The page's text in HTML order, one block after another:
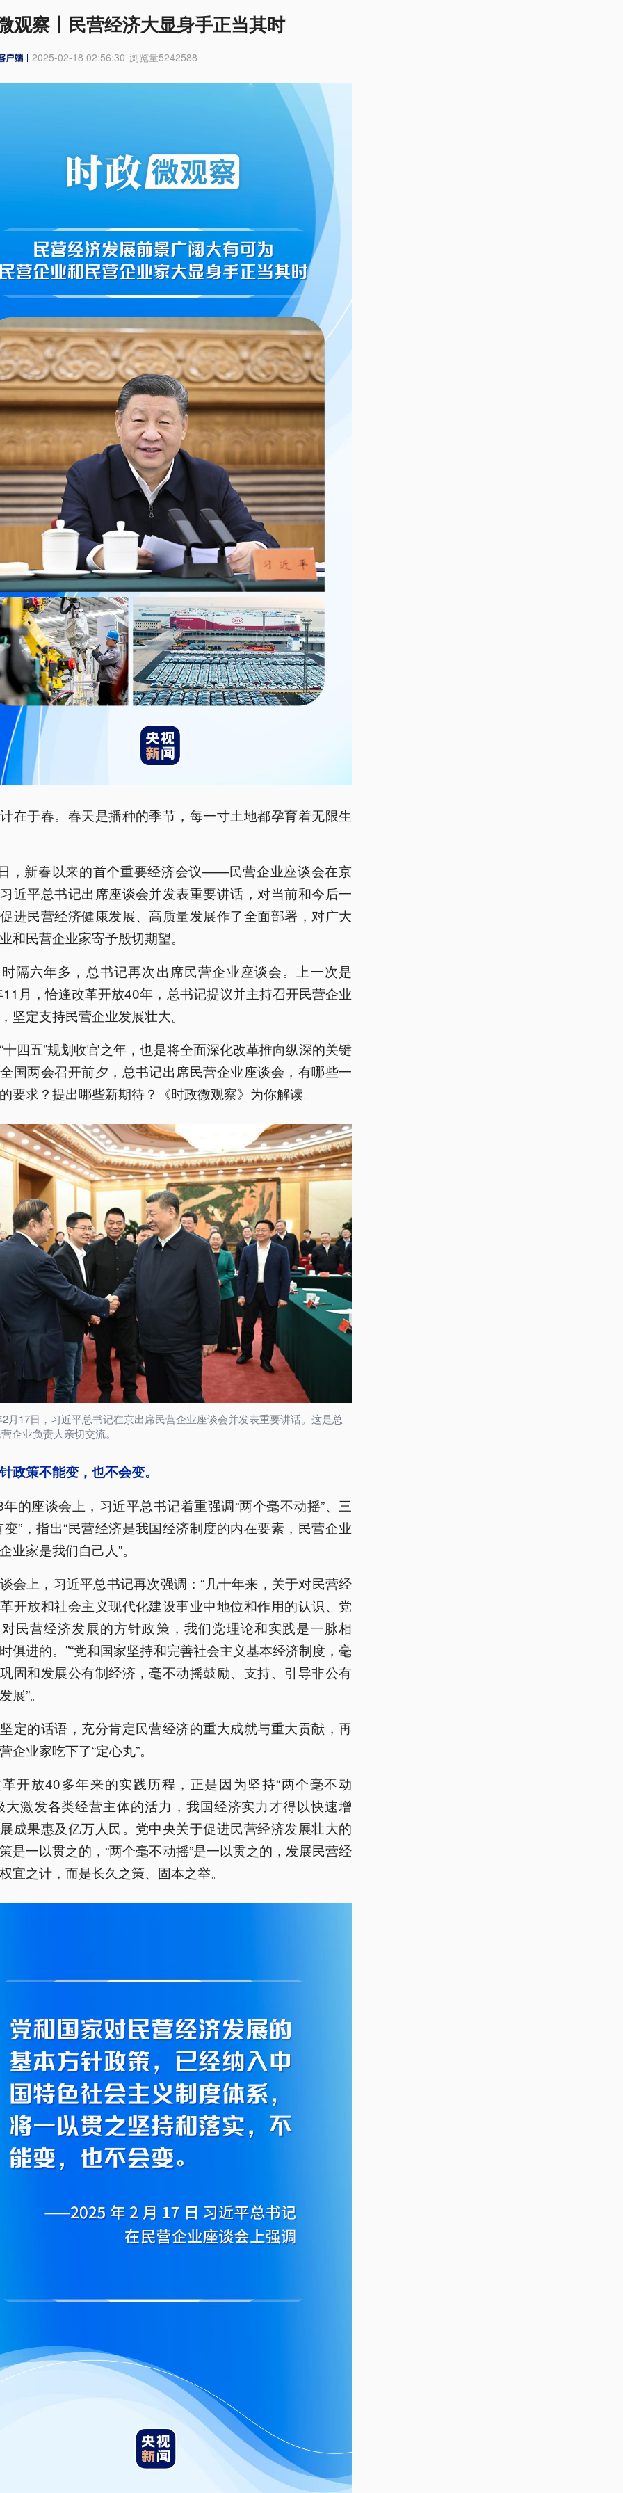
观察丨民营经济大显身手正当其时
2025-02-18 02:56:30 浏览量5242588
在于春。春天是播种的季节，每一寸土地都孕育着无限生
，新春以来的首个重要经济会议——民营企业座谈会在京
近平总书记出席座谈会并发表重要讲话，对当前和今后一
进民营经济健康发展、高质量发展作了全面部署，对广大
和民营企业家寄予殷切期望。
隔六年多，总书记再次出席民营企业座谈会。上一次是
月，恰逢改革开放40年，总书记提议并主持召开民营企业
坚定支持民营企业发展壮大。
十四五”规划收官之年，也是将全面深化改革推向纵深的关键
国两会召开前夕，总书记出席民营企业座谈会，有哪些一
要求？提出哪些新期待？《时政微观察》为你解读。
月17日，习近平总书记在京出席民营企业座谈会并发表重要讲话。这是总
企业负责人亲切交流。
政策不能变，也不会变。
的座谈会上，习近平总书记着重强调“两个毫不动摇”、三
变”，指出“民营经济是我国经济制度的内在要素，民营企业
业家是我们自己人”。
会上，习近平总书记再次强调：“几十年来，关于对民营经
开放和社会主义现代化建设事业中地位和作用的认识、党
民营经济发展的方针政策，我们党理论和实践是一脉相
俱进的。”“党和国家坚持和完善社会主义基本经济制度，毫
固和发展公有制经济，毫不动摇鼓励、支持、引导非公有
展”。
定的话语，充分肯定民营经济的重大成就与重大贡献，再
企业家吃下了“定心丸”。
开放40多年来的实践历程，正是因为坚持“两个毫不动
大激发各类经营主体的活力，我国经济实力才得以快速增
成果惠及亿万人民。党中央关于促进民营经济发展壮大的
是一以贯之的，“两个毫不动摇”是一以贯之的，发展民营经
宜之计，而是长久之策、固本之举。